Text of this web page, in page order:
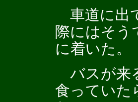
車道に出
際にはそう
に着いた。
バスが来
食っていた